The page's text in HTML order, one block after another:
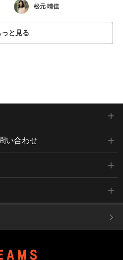
松元 晴佳
っと見る
い合わせ